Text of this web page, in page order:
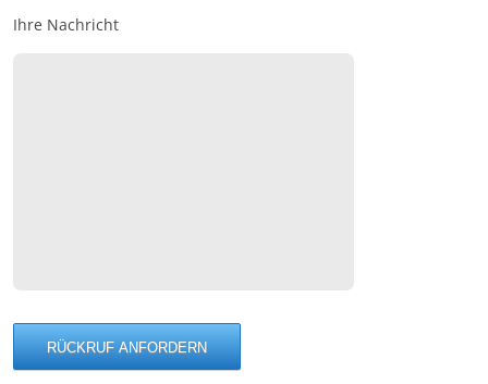
Ihre Nachricht